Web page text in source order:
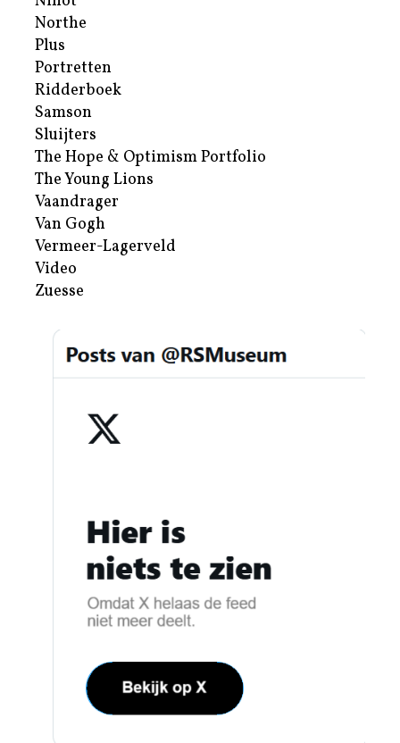
Northe
Plus
Portretten
Ridderboek
Samson
Sluijters
The Hope & Optimism Portfolio
The Young Lions
Vaandrager
Van Gogh
Vermeer-Lagerveld
Video
Zuesse